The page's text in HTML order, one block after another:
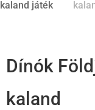
Dínók
kaland